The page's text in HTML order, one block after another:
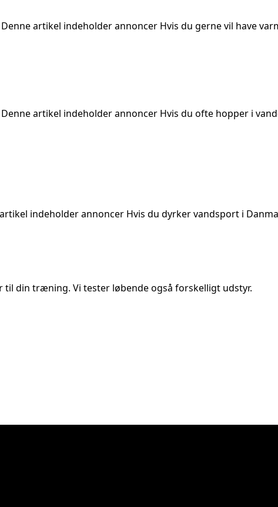
artikel indeholder annoncer Hvis du gerne vil have
artikel indeholder annoncer Hvis du ofte hopper i
indeholder annoncer Hvis du dyrker vandsport i
din træning. Vi tester løbende også forskelligt udstyr.